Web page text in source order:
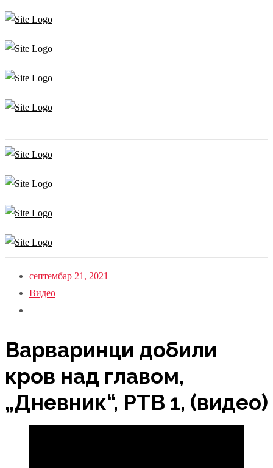
септембар 21, 2021
Видео
Варваринци добили
кров над главом,
„Дневник“, РТВ 1, (видео)